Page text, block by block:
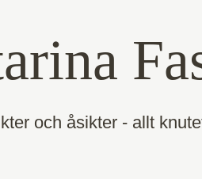
och åsikter - allt